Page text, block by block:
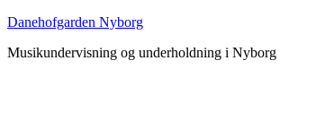
Danehofgarden Nyborg
Musikundervisning og underholdning i Nyborg